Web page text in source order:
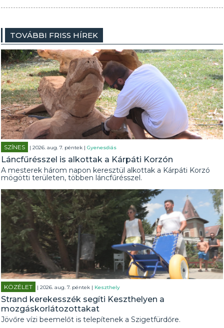
TOVÁBBI FRISS HÍREK
SZÍNES | 2026. aug. 7. péntek |Gyenesdiás
Láncfűrésszel is alkottak a Kárpáti Korzón
A mesterek három napon keresztül alkottak a Kárpáti Korzó
mögötti területen, többen láncfűrésszel.
KÖZÉLET | 2026. aug. 7. péntek | Keszthely
Strand kerekesszék segíti Keszthelyen a
mozgáskorlátozottakat
Jövőre vízi beemelőt is telepítenek a Szigetfürdőre.